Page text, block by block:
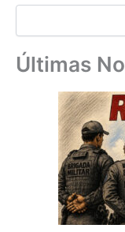
Últimas